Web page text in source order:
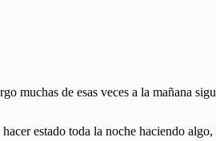
muchas de esas veces a la mañana
estado toda la noche haciendo